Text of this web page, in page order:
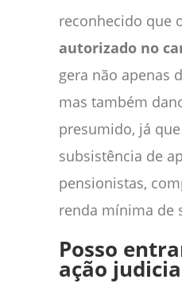
reconhecido que
autorizado no
gera não apenas
mas também
presumido, já
subsistência de
pensionistas,
renda mínima de
Posso
ação